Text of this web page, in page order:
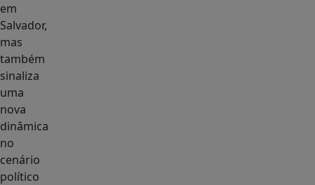
em
Salvador,
mas
também
sinaliza
uma
nova
dinâmica
no
cenário
político